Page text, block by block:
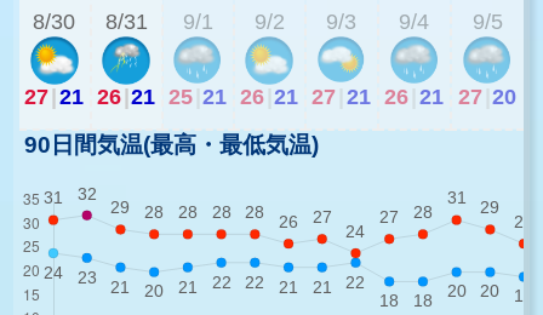
8/30
27 21
8/31
26 21
9/1
25 21
9/2
26 21
9/3
27 21
9/4
26 21
9/5
27 20
90日間気温(最高・最低気温)